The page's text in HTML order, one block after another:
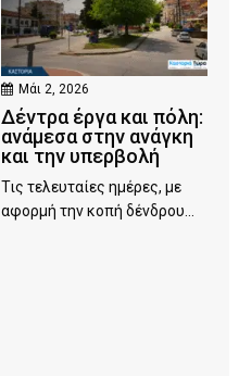
Μάι 2, 2026
Δέντρα έργα και πόλη:
ανάμεσα στην ανάγκη
και την υπερβολή
Τις τελευταίες ημέρες, με
αφορμή την κοπή δένδρου...